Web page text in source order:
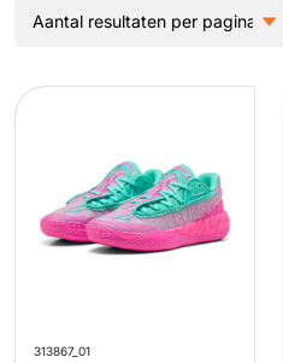
313867_01